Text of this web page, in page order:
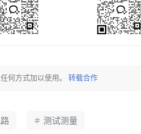
何方式加以使用。 转载合作
测试测量